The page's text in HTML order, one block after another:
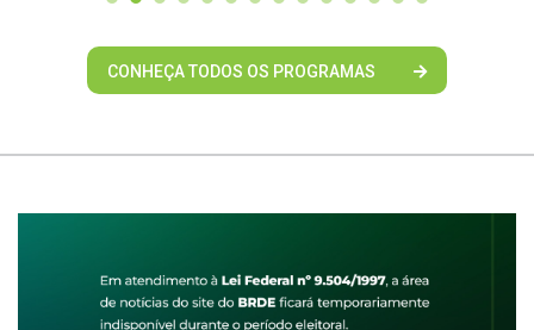
CONHEÇA TODOS OS PROGRAMAS